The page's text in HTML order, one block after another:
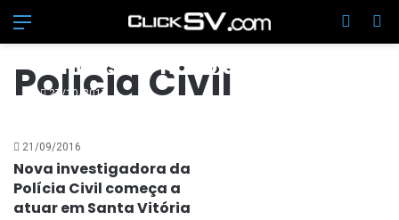
Polícia Civil
Prefeito Salim Curi dá boas
vindas ao novo delegado
de Santa Vitória
27/10/2017
21/09/2016
Nova investigadora da
Polícia Civil começa a
atuar em Santa Vitória